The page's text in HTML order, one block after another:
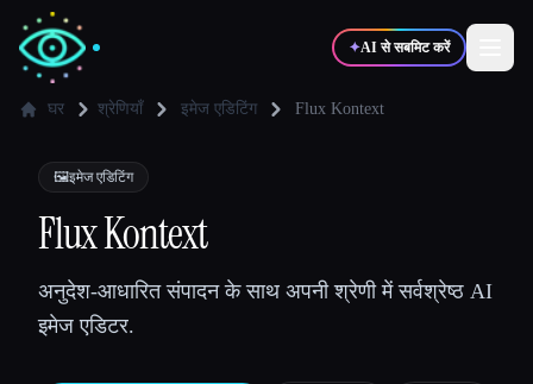
✦AI से सबमिट करें
✍️लेखक
💻
🎓 विद्यार्थी
घर श्रेणियाँ इमेज एडिटिंग Flux Kontext
🖼️इमेज एडिटिंग
Flux Kontext
अनुदेश-आधारित संपादन के साथ अपनी श्रेणी में सर्वश्रेष्ठ AI
इमेज एडिटर.